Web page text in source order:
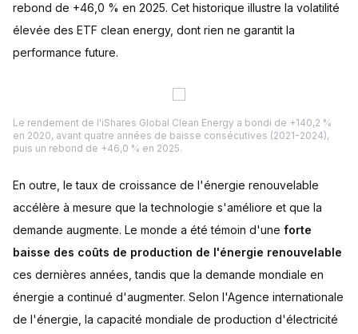
rebond de +46,0 % en 2025. Cet historique illustre la volatilité
élevée des ETF clean energy, dont rien ne garantit la
performance future.
Le rendement de l'iShares Global Clean Energy a bondi de +140,2 %
en 2020, avant quatre années de baisse consécutives (2021-2024),
puis un rebond de +46,0 % en 2025.
En outre, le taux de croissance de l'énergie renouvelable
accélère à mesure que la technologie s'améliore et que la
demande augmente. Le monde a été témoin d'une forte
baisse des coûts de production de l'énergie renouvelable
ces dernières années, tandis que la demande mondiale en
énergie a continué d'augmenter. Selon l'Agence internationale
de l'énergie, la capacité mondiale de production d'électricité